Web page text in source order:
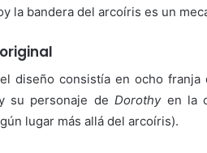
la bandera del arcoíris es un
diseño consistía en ocho
su personaje deDorothy en la
lugar más allá del arcoíris).